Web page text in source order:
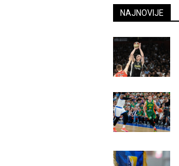
NAJNOVIJE